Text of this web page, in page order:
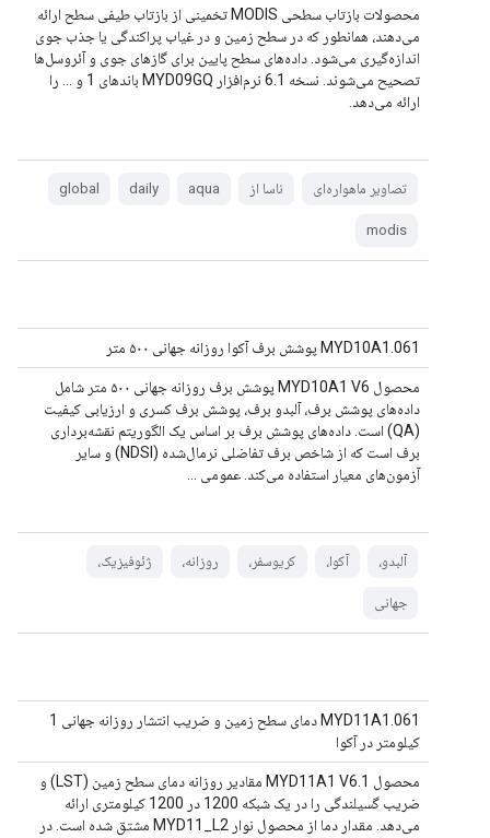
محصولات بازتاب سطحی MODIS تخمینی از بازتاب طیفی سطح ارائه
می‌دهند، همانطور که در سطح زمین و در غیاب پراکندگی یا جذب جوی
اندازه‌گیری می‌شود. داده‌های سطح پایین برای گازهای جوی و آئروسل‌ها
تصحیح می‌شوند. نسخه 6.1 نرم‌افزار MYD09GQ باندهای 1 و ... را
ارائه می‌دهد.
تصاویر ماهواره‌ای ناسا از aqua
daily
global
modis
MYD10A1.061 پوشش برف آکوا روزانه جهانی ۵۰۰ متر
محصول MYD10A1 V6 پوشش برف روزانه جهانی ۵۰۰ متر شامل
داده‌های پوشش برف، آلبدو برف، پوشش برف کسری و ارزیابی کیفیت
(QA) است. داده‌های پوشش برف بر اساس یک الگوریتم نقشه‌برداری
برف است که از شاخص برف تفاضلی نرمال‌شده (NDSI) و سایر
آزمون‌های معیار استفاده می‌کند. عمومی ...
آلبدو، آکوا، کریوسفر، روزانه، ژئوفیزیک،
جهانی
MYD11A1.061 دمای سطح زمین و ضریب انتشار روزانه جهانی 1
کیلومتر در آکوا
محصول MYD11A1 V6.1 مقادیر روزانه دمای سطح زمین (LST) و
ضریب گسیلندگی را در یک شبکه 1200 در 1200 کیلومتری ارائه
می‌دهد. مقدار دما از محصول نوار MYD11_L2 مشتق شده است. در